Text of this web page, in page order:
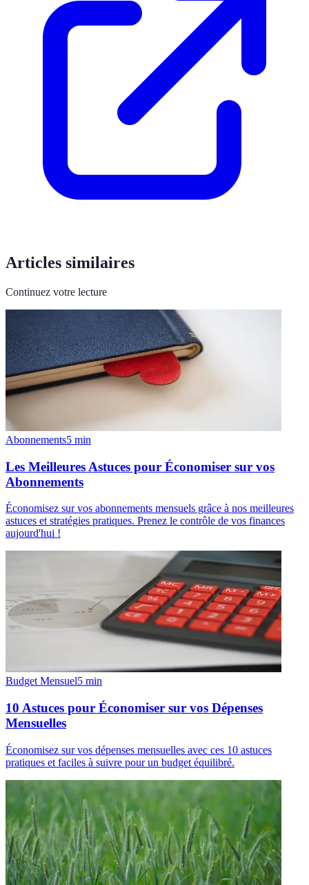
Articles similaires
Continuez votre lecture
Abonnements5 min
Les Meilleures Astuces pour Économiser sur vos
Abonnements
Économisez sur vos abonnements mensuels grâce à nos meilleures
astuces et stratégies pratiques. Prenez le contrôle de vos finances
aujourd'hui !
Budget Mensuel5 min
10 Astuces pour Économiser sur vos Dépenses
Mensuelles
Économisez sur vos dépenses mensuelles avec ces 10 astuces
pratiques et faciles à suivre pour un budget équilibré.